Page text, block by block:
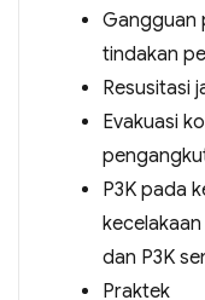
Gangguan
tindakan
Resusitasi
Evakuasi
P3K pada
dan P3K
Praktek